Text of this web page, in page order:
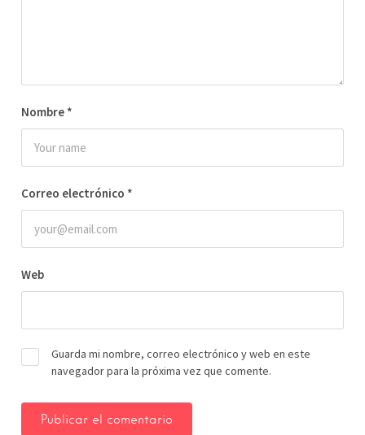
Nombre *
Correo electrónico *
Web
Guarda mi nombre, correo electrónico y web en este
navegador para la próxima vez que comente.